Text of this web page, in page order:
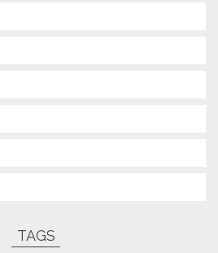
TAGS